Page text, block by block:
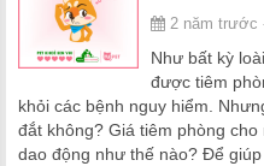
2 năm trước
Như bất kỳ
được tiêm
khỏi các bệnh nguy hiểm.
đắt không? Giá tiêm phòng
dao động như thế nào? Để giúp